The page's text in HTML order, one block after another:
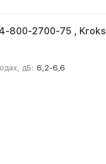
800-2700-75 , Kroks
дБ: 6,2-6,6